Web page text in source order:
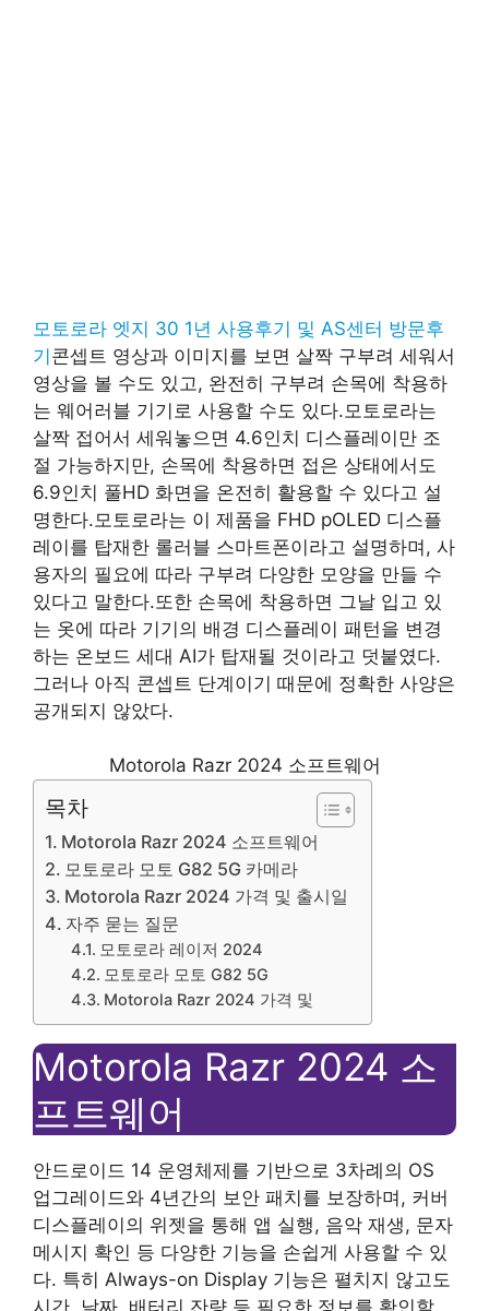
모토로라 엣지 30 1년 사용후기 및 AS센터 방문후
기콘셉트 영상과 이미지를 보면 살짝 구부려 세워서
영상을 볼 수도 있고, 완전히 구부려 손목에 착용하
는 웨어러블 기기로 사용할 수도 있다.모토로라는
살짝 접어서 세워놓으면 4.6인치 디스플레이만 조
절 가능하지만, 손목에 착용하면 접은 상태에서도
6.9인치 풀HD 화면을 온전히 활용할 수 있다고 설
명한다.모토로라는 이 제품을 FHD pOLED 디스플
레이를 탑재한 롤러블 스마트폰이라고 설명하며, 사
용자의 필요에 따라 구부려 다양한 모양을 만들 수
있다고 말한다.또한 손목에 착용하면 그날 입고 있
는 옷에 따라 기기의 배경 디스플레이 패턴을 변경
하는 온보드 세대 AI가 탑재될 것이라고 덧붙였다.
그러나 아직 콘셉트 단계이기 때문에 정확한 사양은
공개되지 않았다.
Motorola Razr 2024 소프트웨어
목차
Motorola Razr 2024 소프트웨어
모토로라 모토 G82 5G 카메라
Motorola Razr 2024 가격 및 출시일
자주 묻는 질문
모토로라 레이저 2024
모토로라 모토 G82 5G
Motorola Razr 2024 가격 및
Motorola Razr 2024 소
프트웨어
안드로이드 14 운영체제를 기반으로 3차례의 OS
업그레이드와 4년간의 보안 패치를 보장하며, 커버
디스플레이의 위젯을 통해 앱 실행, 음악 재생, 문자
메시지 확인 등 다양한 기능을 손쉽게 사용할 수 있
다. 특히 Always-on Display 기능은 펼치지 않고도
시간, 날짜, 배터리 잔량 등 필요한 정보를 확인할